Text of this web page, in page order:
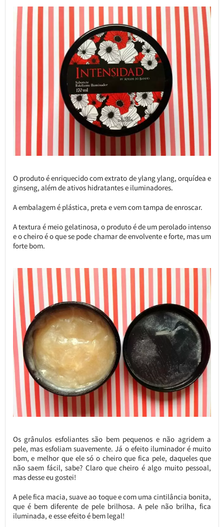
O produto é enriquecido com extrato de ylang ylang, orquídea e
ginseng, além de ativos hidratantes e iluminadores.
A embalagem é plástica, preta e vem com tampa de enroscar.
A textura é meio gelatinosa, o produto é de um perolado intenso
e o cheiro é o que se pode chamar de envolvente e forte, mas um
forte bom.
Os grânulos esfoliantes são bem pequenos e não agridem a
pele, mas esfoliam suavemente. Já o efeito iluminador é muito
bom, e melhor que ele só o cheiro que fica pele, daqueles que
não saem fácil, sabe? Claro que cheiro é algo muito pessoal,
mas desse eu gostei!
A pele fica macia, suave ao toque e com uma cintilância bonita,
que é bem diferente de pele brilhosa. A pele não brilha, fica
iluminada, e esse efeito é bem legal!